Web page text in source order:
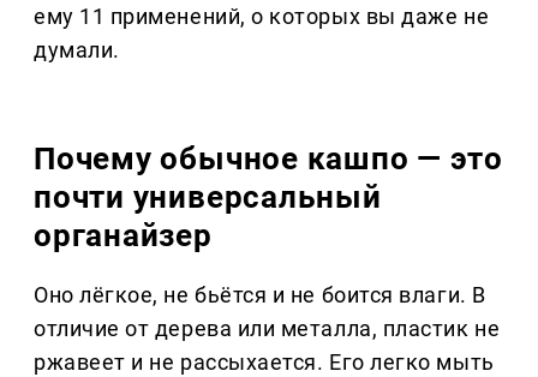
ему 11 применений, о которых вы даже не
думали.
Почему обычное кашпо — это
почти универсальный
органайзер
Оно лёгкое, не бьётся и не боится влаги. В
отличие от дерева или металла, пластик не
ржавеет и не рассыхается. Его легко мыть